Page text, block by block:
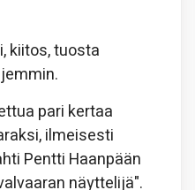
kiitos, tuosta
pari kertaa
ilmeisesti
Pentti Haanpään
näyttelijä".